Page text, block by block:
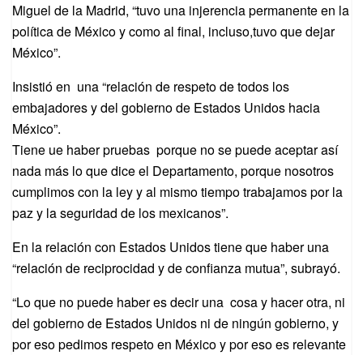
Miguel de la Madrid, “tuvo una injerencia permanente en la
política de México y como al final, incluso,tuvo que dejar
México”.
Insistió en una “relación de respeto de todos los
embajadores y del gobierno de Estados Unidos hacia
México”.
Tiene ue haber pruebas porque no se puede aceptar así
nada más lo que dice el Departamento, porque nosotros
cumplimos con la ley y al mismo tiempo trabajamos por la
paz y la seguridad de los mexicanos”.
En la relación con Estados Unidos tiene que haber una
“relación de reciprocidad y de confianza mutua”, subrayó.
“Lo que no puede haber es decir una cosa y hacer otra, ni
del gobierno de Estados Unidos ni de ningún gobierno, y
por eso pedimos respeto en México y por eso es relevante